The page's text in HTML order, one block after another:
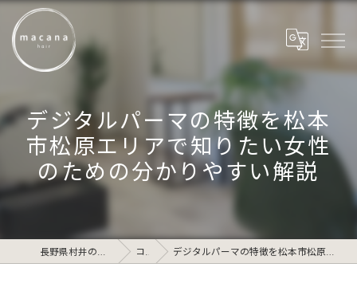
デジタルパーマの特徴を松本
市松原エリアで知りたい女性
のための分かりやすい解説
長野県村井の美容院ならmacana_hair コラム デジタルパーマの特徴を松本市松原エリアで知りたい女性のための分かりやすい解説